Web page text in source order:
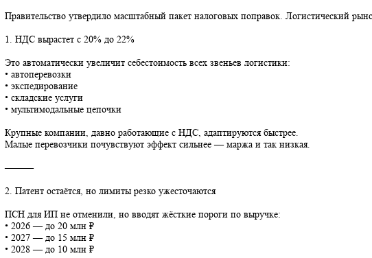
Правительство утвердило масштабный пакет налоговых поправок.
1. НДС вырастет с 20% до 22%
Это автоматически увеличит себестоимость всех звеньев логистики:
• экспедирование
• складские услуги
Крупные компании, давно работающие с НДС, адаптируются быстрее.
Малые перевозчики почувствуют эффект сильнее — маржа и так низкая.
⸻
2. Патент остаётся, но лимиты резко ужесточаются